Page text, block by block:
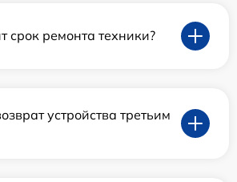
срок ремонта техники?
устройства третьим